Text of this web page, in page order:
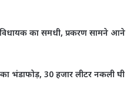
विधायक का समधी, प्रकरण सामने आने
भंडाफोड़, 30 हजार लीटर नकली घी